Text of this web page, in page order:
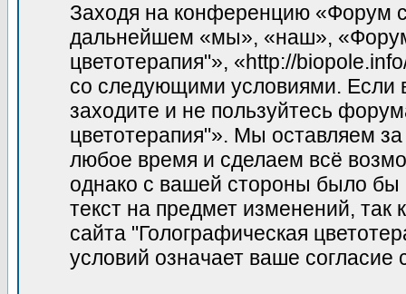
Заходя на конференцию «Форум
дальнейшем «мы», «наш»,
цветотерапия"», «http://
со следующими условиями. Если
заходите и не пользуйтесь
цветотерапия"». Мы оставляем
любое время и сделаем всё
однако с вашей стороны было бы
текст на предмет изменений,
сайта "Голографическая
условий означает ваше согласие